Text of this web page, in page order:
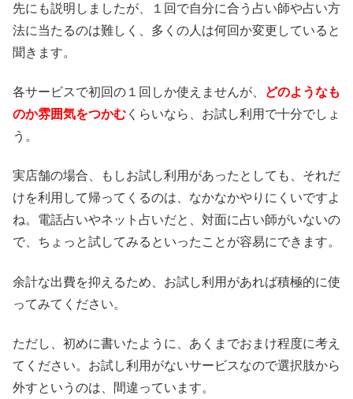
先にも説明しましたが、１回で自分に合う占い師や占い方
法に当たるのは難しく、多くの人は何回か変更していると
聞きます。
各サービスで初回の１回しか使えませんが、
どのようなも
のか雰囲気をつかむ くらいなら、お試し利用で十分でしょ
う。
実店舗の場合、もしお試し利用があったとしても、それだ
けを利用して帰ってくるのは、なかなかやりにくいですよ
ね。電話占いやネット占いだと、対面に占い師がいないの
で、ちょっと試してみるといったことが容易にできます。
余計な出費を抑えるため、お試し利用があれば積極的に使
ってみてください。
ただし、初めに書いたように、あくまでおまけ程度に考え
てください。お試し利用がないサービスなので選択肢から
外すというのは、間違っています。